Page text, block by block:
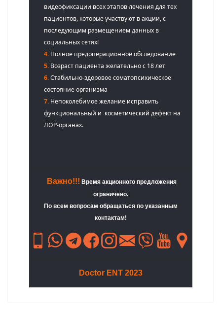
видеофиксации всех этапов лечения для тех
пациентов, которые участвуют в акции, с
последующим размещением данных в
социальных сетях!
4.Полное предоперационное обследование
5.Возраст пациента желательно с 18 лет
6.Стабильно-здоровое соматопсихическое
состояние организма
7.Непоколебимое желание исправить
функциональный и косметический дефект на
ЛОР-органах.
Важно!!! Время акционного предложения
ограничено.
По всем вопросам обращаться по указанным
контактам!
Doctor ENT 2023